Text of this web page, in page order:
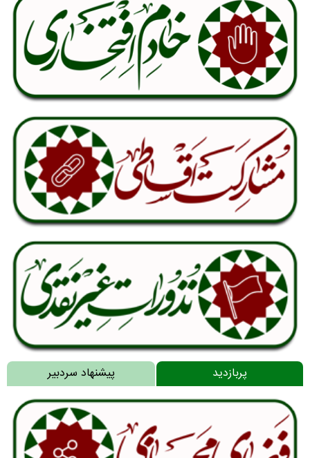
پربازدید پیشنهاد سردبیر